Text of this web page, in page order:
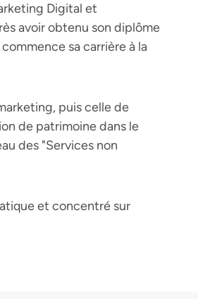
Digital et
avoir obtenu son diplôme
sa carrière à la
puis celle de
de patrimoine dans le
des "Services non
et concentré sur